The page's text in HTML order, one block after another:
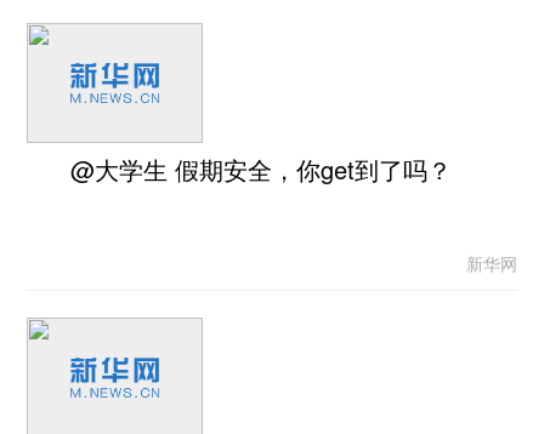
@大学生 假期安全，你get到了吗？
新华网